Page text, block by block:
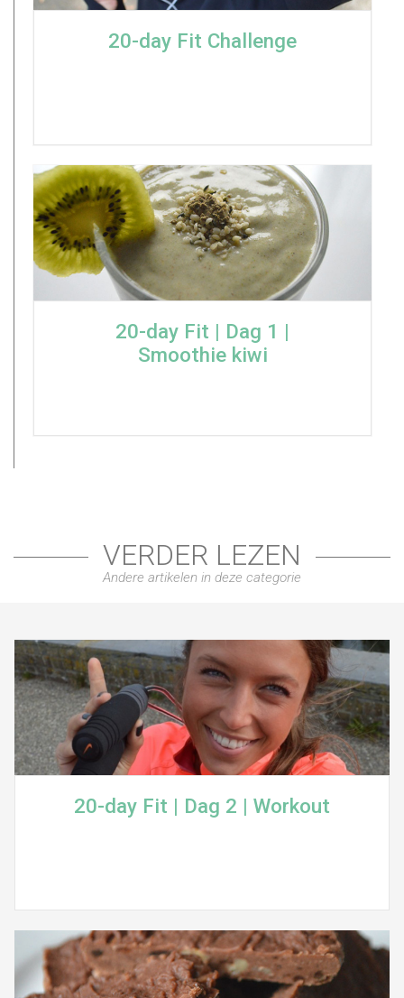
20-day Fit Challenge
20-day Fit | Dag 1 |
Smoothie kiwi
VERDER LEZEN
Andere artikelen in deze categorie
20-day Fit | Dag 2 | Workout